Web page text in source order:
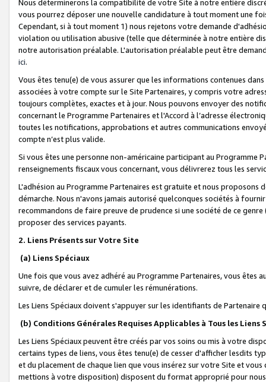
Nous déterminerons la compatibilité de votre Site à notre entière
vous pourrez déposer une nouvelle candidature à tout moment une
Cependant, si à tout moment 1) nous rejetons votre demande
violation ou utilisation abusive (telle que déterminée à notre entière
notre autorisation préalable. L'autorisation préalable peut être
ici.
Vous êtes tenu(e) de vous assurer que les informations contenues
associées à votre compte sur le Site Partenaires, y compris votre
toujours complètes, exactes et à jour. Nous pouvons envoyer des
concernant le Programme Partenaires et l'Accord à l’adresse
toutes les notifications, approbations et autres communications
compte n’est plus valide.
Si vous êtes une personne non-américaine participant au
renseignements fiscaux vous concernant, vous délivrerez tous les
L'adhésion au Programme Partenaires est gratuite et nous proposons
démarche. Nous n'avons jamais autorisé quelconques sociétés à
recommandons de faire preuve de prudence si une société de ce
proposer des services payants.
2. Liens Présents sur Votre Site
(a) Liens Spéciaux
Une fois que vous avez adhéré au Programme Partenaires, vous êtes
suivre, de déclarer et de cumuler les rémunérations.
Les Liens Spéciaux doivent s'appuyer sur les identifiants de Partenaire
(b) Conditions Générales Requises Applicables à Tous les Liens
Les Liens Spéciaux peuvent être créés par vos soins ou mis à votre
certains types de liens, vous êtes tenu(e) de cesser d'afficher lesdits
et du placement de chaque lien que vous insérez sur votre Site et
mettions à votre disposition) disposent du format approprié pour